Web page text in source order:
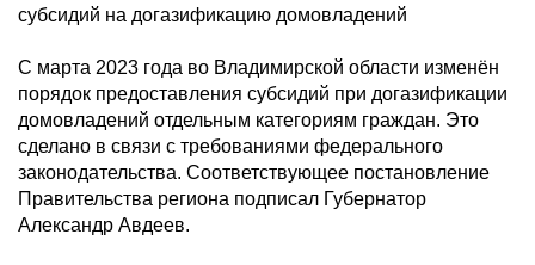
субсидий на догазификацию домовладений
С марта 2023 года во Владимирской области изменён
порядок предоставления субсидий при догазификации
домовладений отдельным категориям граждан. Это
сделано в связи с требованиями федерального
законодательства. Соответствующее постановление
Правительства региона подписал Губернатор
Александр Авдеев.